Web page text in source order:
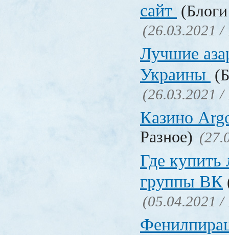
сайт
(26.03.2021 /
Лучшие
Украины
(26.03.2021 /
Казино
Разное)
Где купить
группы ВК
(05.04.2021 /